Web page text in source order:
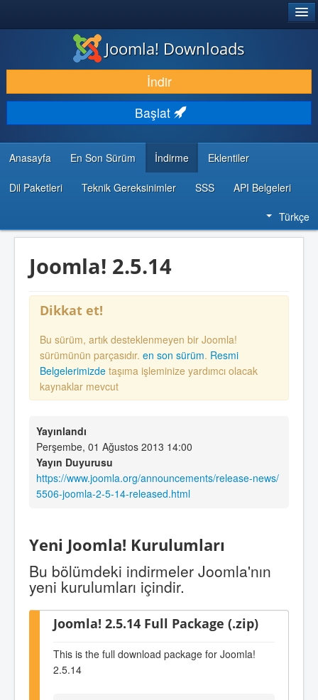
İNDIR & GENIŞLET
KEŞFET & ÖĞREN
TOPLULUK & DESTEK
GELIŞTIRICI KAYNAKLARI
Joomla! Downloads
İndir
Başlat
Anasayfa En Son Sürüm İndirme Eklentiler
Dil Paketleri Teknik Gereksinimler SSS API Belgeleri
Türkçe
Joomla! 2.5.14
Dikkat et!
Bu sürüm, artık desteklenmeyen bir Joomla!
sürümünün parçasıdır. en son sürüm. Resmi
Belgelerimizde taşıma işleminize yardımcı olacak
kaynaklar mevcut
Yayınlandı
Perşembe, 01 Ağustos 2013 14:00
Yayın Duyurusu
https://www.joomla.org/announcements/release-news/
5506-joomla-2-5-14-released.html
Yeni Joomla! Kurulumları
Bu bölümdeki indirmeler Joomla'nın
yeni kurulumları içindir.
Joomla! 2.5.14 Full Package (.zip)
This is the full download package for Joomla!
2.5.14